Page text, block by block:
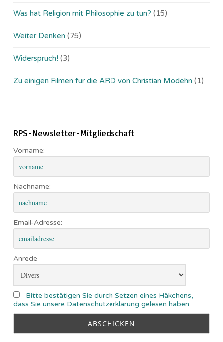
Was hat Religion mit Philosophie zu tun? (15)
Weiter Denken (75)
Widerspruch! (3)
Zu einigen Filmen für die ARD von Christian Modehn (1)
RPS-Newsletter-Mitgliedschaft
Vorname:
Nachname:
Email-Adresse:
Anrede
Bitte bestätigen Sie durch Setzen eines Häkchens,
dass Sie unsere Datenschutzerklärung gelesen haben.